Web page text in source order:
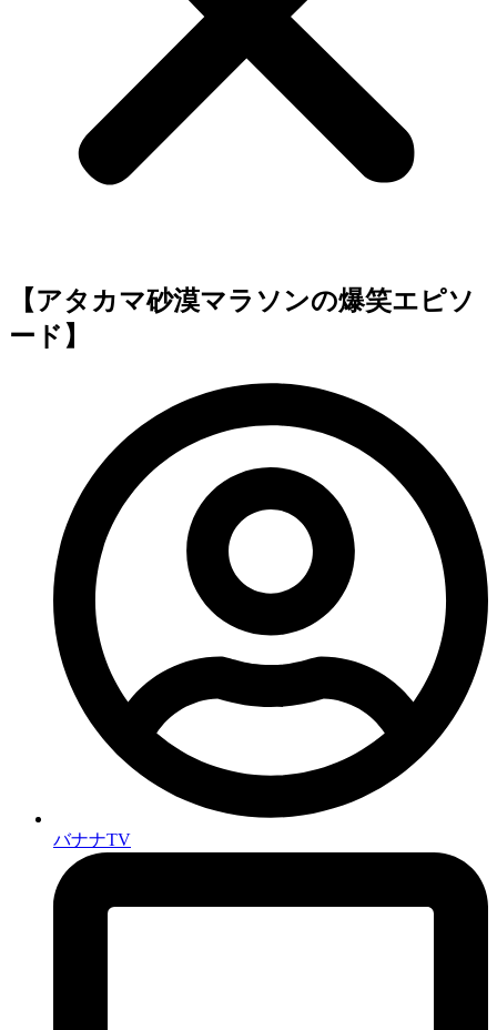
【アタカマ砂漠マラソンの爆笑エピソ
ード】
バナナTV